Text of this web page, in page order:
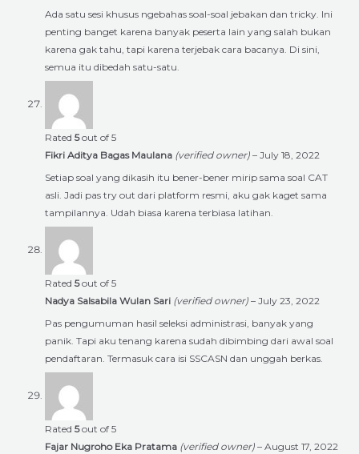
Ada satu sesi khusus ngebahas soal-soal jebakan dan tricky. Ini
penting banget karena banyak peserta lain yang salah bukan
karena gak tahu, tapi karena terjebak cara bacanya. Di sini,
semua itu dibedah satu-satu.
Rated 5out of 5
Fikri Aditya Bagas Maulana (verified owner) – July 18, 2022
Setiap soal yang dikasih itu bener-bener mirip sama soal CAT
asli. Jadi pas try out dari platform resmi, aku gak kaget sama
tampilannya. Udah biasa karena terbiasa latihan.
Rated 5out of 5
Nadya Salsabila Wulan Sari (verified owner) – July 23, 2022
Pas pengumuman hasil seleksi administrasi, banyak yang
panik. Tapi aku tenang karena sudah dibimbing dari awal soal
pendaftaran. Termasuk cara isi SSCASN dan unggah berkas.
Rated 5out of 5
Fajar Nugroho Eka Pratama (verified owner) – August 17, 2022